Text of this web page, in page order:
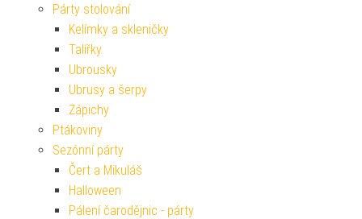
Párty stolování
Kelímky a skleničky
Talířky
Ubrousky
Ubrusy a šerpy
Zápichy
Ptákoviny
Sezónní párty
Čert a Mikuláš
Halloween
Pálení čarodějnic - párty